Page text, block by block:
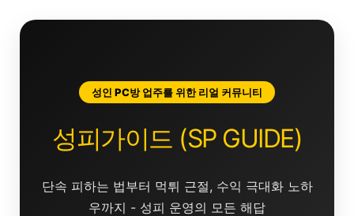
성인 PC방 업주를 위한 리얼 커뮤니티
성피가이드 (SP GUIDE)
단속 피하는 법부터 먹튀 근절, 수익 극대화 노하
우까지 - 성피 운영의 모든 해답